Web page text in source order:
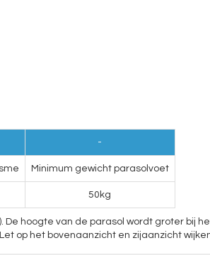
-
Minimum gewicht parasolvoet
50kg
hoogte van de parasol wordt groter bij
op het bovenaanzicht en zijaanzicht